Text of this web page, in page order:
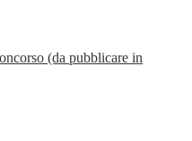
(da pubblicare in